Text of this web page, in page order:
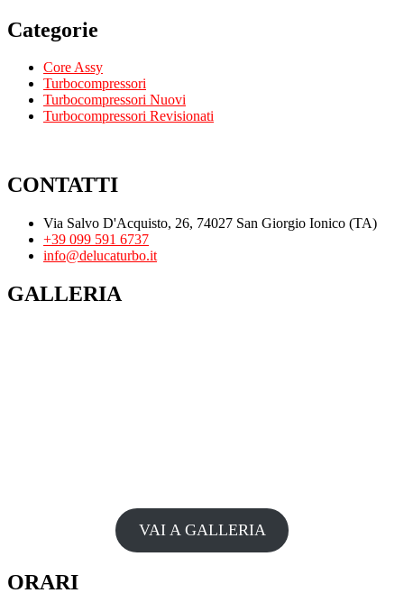
Categorie
Core Assy
Turbocompressori
Turbocompressori Nuovi
Turbocompressori Revisionati
CONTATTI
Via Salvo D'Acquisto, 26, 74027 San Giorgio Ionico (TA)
+39 099 591 6737
info@delucaturbo.it
GALLERIA
VAI A GALLERIA
ORARI